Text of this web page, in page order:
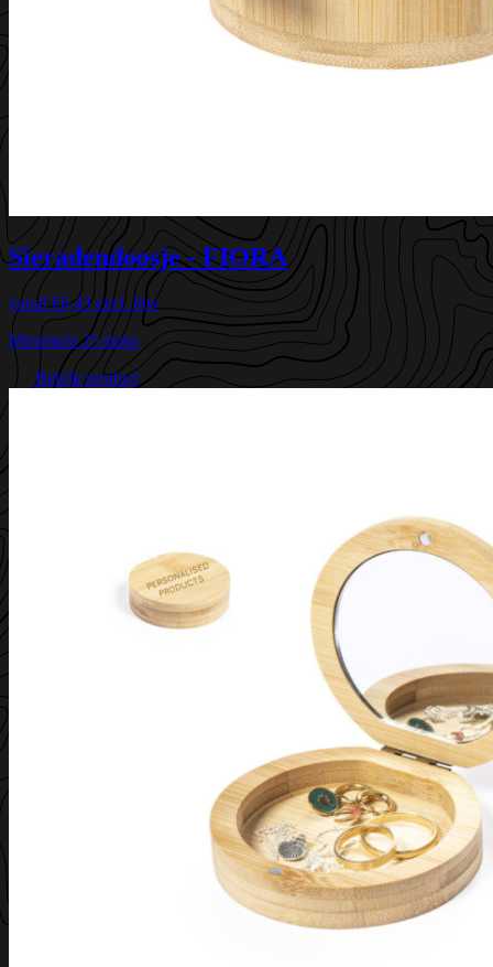
Sieradendoosje - FIORA
vanaf€6,43excl. btw
Minimum 25 stuks
Bekijk product